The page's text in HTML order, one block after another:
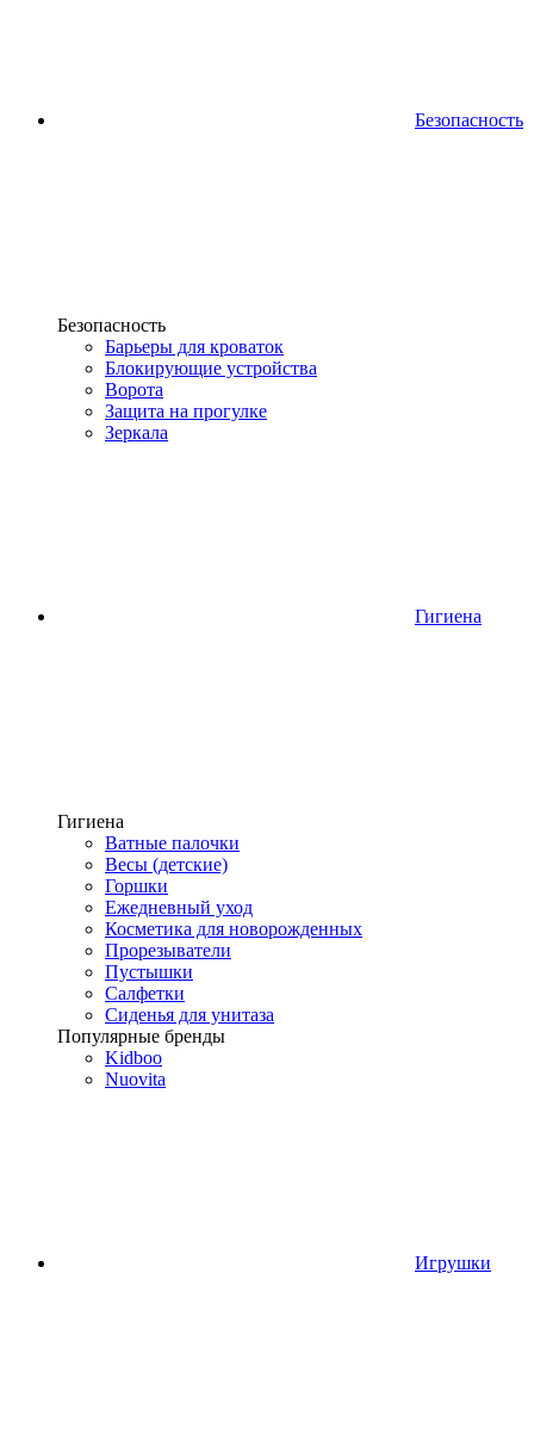
Безопасность
Безопасность
Барьеры для кроваток
Блокирующие устройства
Ворота
Защита на прогулке
Зеркала
Гигиена
Гигиена
Ватные палочки
Весы (детские)
Горшки
Ежедневный уход
Косметика для новорожденных
Прорезыватели
Пустышки
Салфетки
Сиденья для унитаза
Популярные бренды
Kidboo
Nuovita
Игрушки